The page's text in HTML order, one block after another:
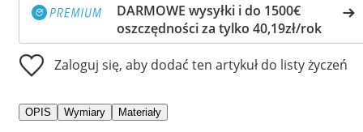
DARMOWE wysyłki i do 1500€
oszczędności za tylko 40,19zł/rok
Zaloguj się, aby dodać ten artykuł do listy życzeń
OPIS Wymiary Materiały